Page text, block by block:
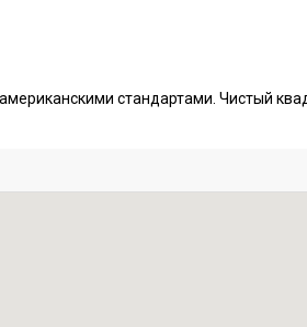
стандартами. Чистый